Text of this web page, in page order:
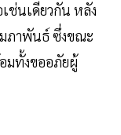
ช่นเดียวกัน หลัง
มภาพันธ์ ซึ่งขณะ
มทั้งขออภัยผู้